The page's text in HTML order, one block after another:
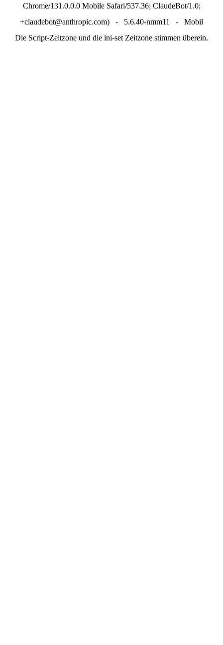
Chrome/131.0.0.0 Mobile Safari/537.36; ClaudeBot/1.0;
+claudebot@anthropic.com) - 5.6.40-nmm11 - Mobil
Die Script-Zeitzone und die ini-set Zeitzone stimmen überein.